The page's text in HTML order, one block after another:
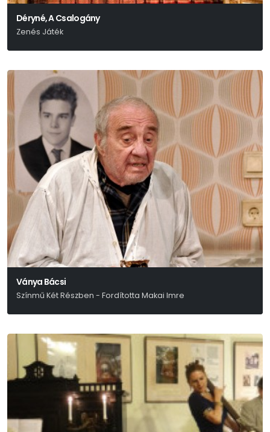
Déryné, A Csalogány
Zenés Játék
Ványa Bácsi
Színmű Két Részben - Fordította Makai Imre